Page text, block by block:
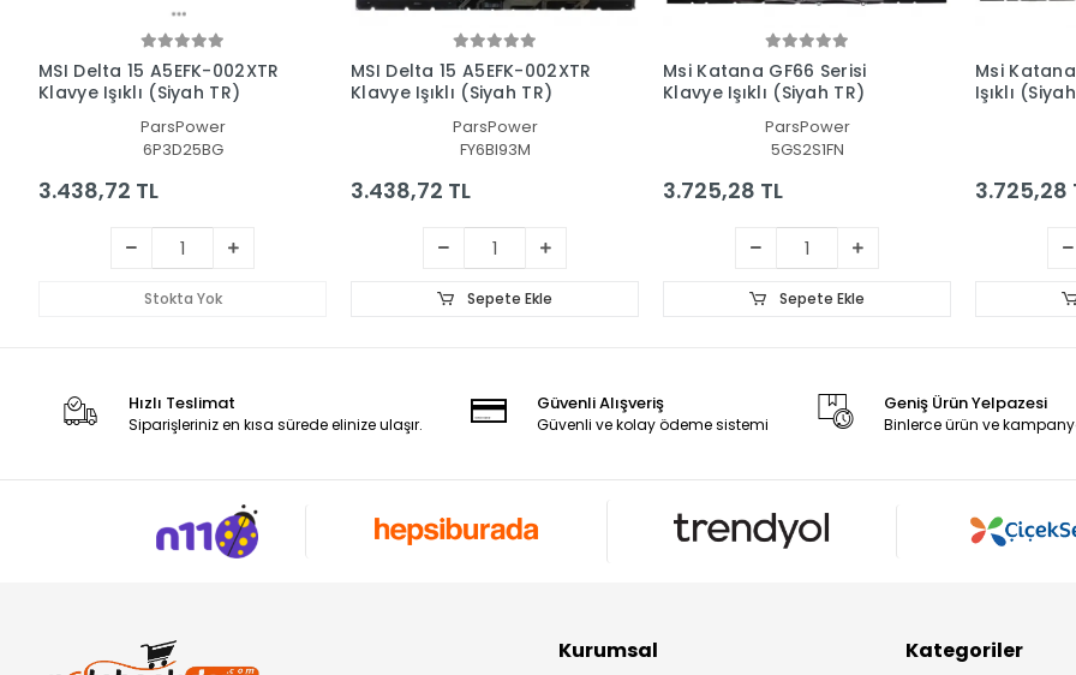
MSI Delta 15 A5EFK-002XTR
Klavye Işıklı (Siyah TR)
ParsPower
6P3D25BG
3.438,72 TL
Stokta Yok
MSI Delta 15 A5EFK-002XTR
Klavye Işıklı (Siyah TR)
ParsPower
FY6BI93M
3.438,72 TL
Sepete Ekle
Msi Katana GF66 Serisi
Klavye Işıklı (Siyah TR)
ParsPower
5GS2S1FN
3.725,28 TL
Sepete Ekle
Msi
Işıklı
3.725,28
Hızlı Teslimat
Siparişleriniz en kısa sürede elinize ulaşır.
Güvenli Alışveriş
Güvenli ve kolay ödeme sistemi
Geniş Ürün Yelpazesi
Binlerce ürün ve
Kurumsal Kategoriler